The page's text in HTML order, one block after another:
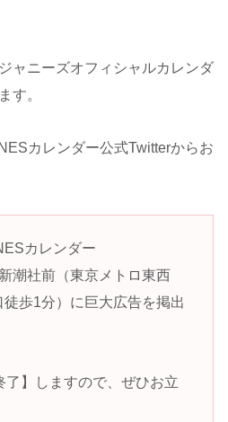
ャニーズオフィシャルカレンダ
す。
カレンダー公式Twitterからお
カレンダー
潮社前（東京メトロ東西
歩1分）に巨大広告を掲出
了】しますので、ぜひお立